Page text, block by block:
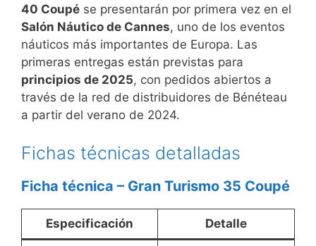
40 Coupé se presentarán por primera vez en el
Salón Náutico de Cannes, uno de los eventos
náuticos más importantes de Europa. Las
primeras entregas están previstas para
principios de 2025, con pedidos abiertos a
través de la red de distribuidores de Bénéteau
a partir del verano de 2024.
Fichas técnicas detalladas
Ficha técnica – Gran Turismo 35 Coupé
Especificación Detalle